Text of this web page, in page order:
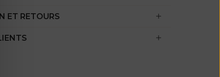
Cambodge (KHR
ET RETOURS